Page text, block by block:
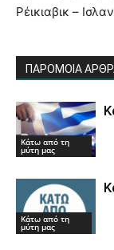
Ρέικιαβικ –
ΠΑΡΟΜΟΙΑ
Κάτω από τη
μύτη μας
Κάτω από τη
μύτη μας